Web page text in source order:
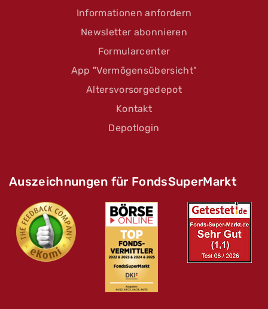
Informationen anfordern
Newsletter abonnieren
Formularcenter
App "Vermögensübersicht"
Altersvorsorgedepot
Kontakt
Depotlogin
Auszeichnungen für FondsSuperMarkt